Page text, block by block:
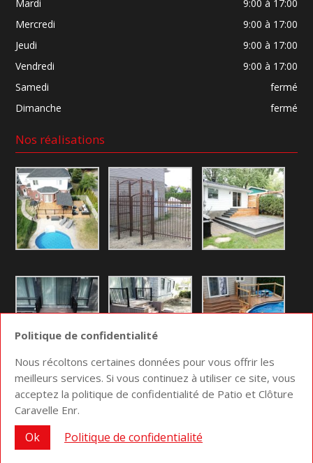
Mardi
9:00 à 17:00
Mercredi
9:00 à 17:00
Jeudi
9:00 à 17:00
Vendredi
9:00 à 17:00
Samedi
fermé
Dimanche
fermé
Nos réalisations
Conception site web Medialogue © 2026 | Optimisez
Accueil La compagnie
Plan du site
Politique de confidentialité
Nous récoltons certaines données pour vous offrir les
meilleurs services. Si vous continuez à utiliser ce site, vous
acceptez la politique de confidentialité de Patio et Clôture
Caravelle Enr.
Ok Politique de confidentialité